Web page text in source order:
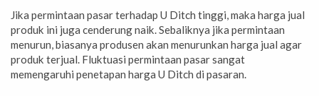
Jika permintaan pasar terhadap U Ditch tinggi, maka harga jual
produk ini juga cenderung naik. Sebaliknya jika permintaan
menurun, biasanya produsen akan menurunkan harga jual agar
produk terjual. Fluktuasi permintaan pasar sangat
memengaruhi penetapan harga U Ditch di pasaran.